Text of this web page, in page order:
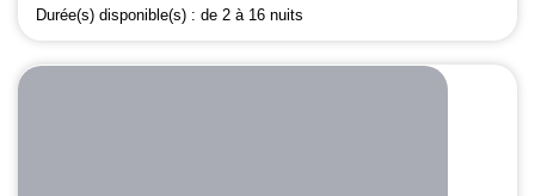
Durée(s) disponible(s) : de 2 à 16 nuits